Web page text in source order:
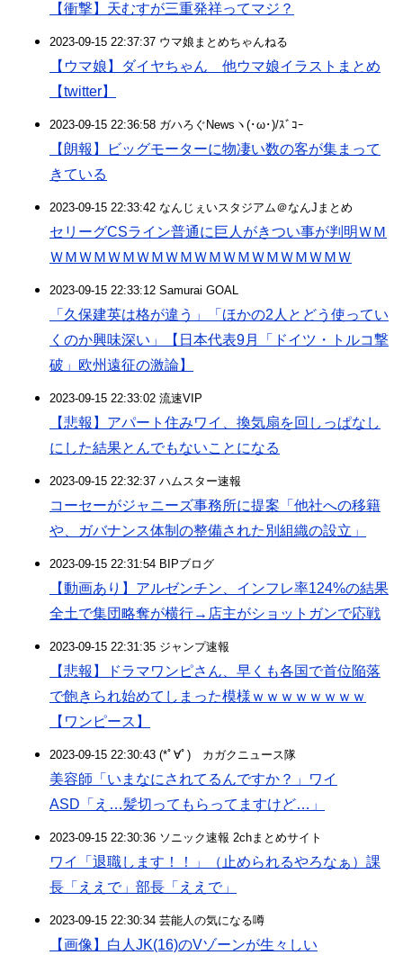
【衝撃】天むすが三重発祥ってマジ？
2023-09-15 22:37:37 ウマ娘まとめちゃんねる
【ウマ娘】ダイヤちゃん 他ウマ娘イラストまとめ
【twitter】
2023-09-15 22:36:58 ガハろぐNewsヽ(･ω･)/ｽﾞｺｰ
【朗報】ビッグモーターに物凄い数の客が集まって
きている
2023-09-15 22:33:42 なんじぇいスタジアム＠なんJまとめ
セリーグCSライン普通に巨人がきつい事が判明ＷＭ
ＷＭＷＭＷＭＷＭＷＭＷＭＷＭＷＭＷＭＷＭＷ
2023-09-15 22:33:12 Samurai GOAL
「久保建英は格が違う」「ほかの2人とどう使ってい
くのか興味深い」【日本代表9月「ドイツ・トルコ撃
破」欧州遠征の激論】
2023-09-15 22:33:02 流速VIP
【悲報】アパート住みワイ、換気扇を回しっぱなし
にした結果とんでもないことになる
2023-09-15 22:32:37 ハムスター速報
コーセーがジャニーズ事務所に提案「他社への移籍
や、ガバナンス体制の整備された別組織の設立」
2023-09-15 22:31:54 BIPブログ
【動画あり】アルゼンチン、インフレ率124%の結果
全土で集団略奪が横行→店主がショットガンで応戦
2023-09-15 22:31:35 ジャンプ速報
【悲報】ドラマワンピさん、早くも各国で首位陥落
で飽きられ始めてしまった模様ｗｗｗｗｗｗｗｗ
【ワンピース】
2023-09-15 22:30:43 (*ﾟ∀ﾟ)ゞカガクニュース隊
美容師「いまなにされてるんですか？」ワイ
ASD「え…髪切ってもらってますけど…」
2023-09-15 22:30:36 ソニック速報 2chまとめサイト
ワイ「退職します！！」（止められるやろなぁ）課
長「ええで」部長「ええで」
2023-09-15 22:30:34 芸能人の気になる噂
【画像】白人JK(16)のVゾーンが生々しい